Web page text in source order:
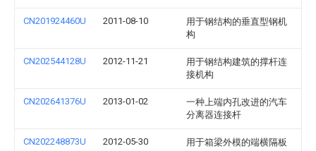
CN201924460U 2011-08-10
用于钢结构的垂直型钢机
构
CN202544128U 2012-11-21
用于钢结构建筑的撑杆连
接机构
CN202641376U 2013-01-02
一种上端内孔改进的汽车
分离器连接杆
CN202248873U 2012-05-30 用于箱梁外模的端横隔板